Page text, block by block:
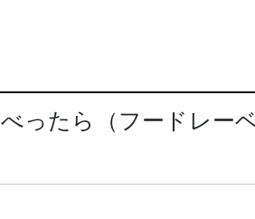
たら（フードレーベ